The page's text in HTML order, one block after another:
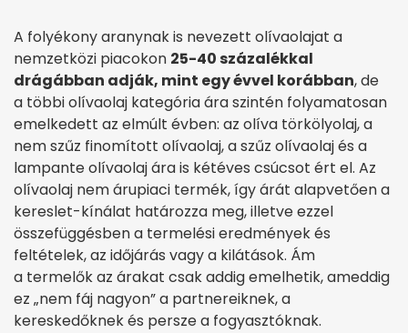
A folyékony aranynak is nevezett olívaolajat a
nemzetközi piacokon 25-40 százalékkal
drágábban adják, mint egy évvel korábban, de
a többi olívaolaj kategória ára szintén folyamatosan
emelkedett az elmúlt évben: az olíva törkölyolaj, a
nem szűz finomított olívaolaj, a szűz olívaolaj és a
lampante olívaolaj ára is kétéves csúcsot ért el. Az
olívaolaj nem árupiaci termék, így árát alapvetően a
kereslet-kínálat határozza meg, illetve ezzel
összefüggésben a termelési eredmények és
feltételek, az időjárás vagy a kilátások. Ám
a termelők az árakat csak addig emelhetik, ameddig
ez „nem fáj nagyon” a partnereiknek, a
kereskedőknek és persze a fogyasztóknak.